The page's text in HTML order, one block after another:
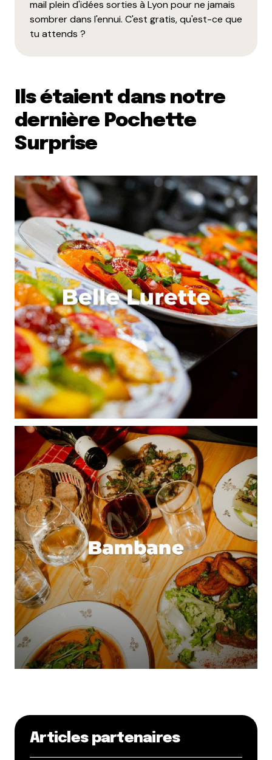
mail plein d'idées sorties à Lyon pour ne jamais
sombrer dans l'ennui. C'est gratis, qu'est-ce que
tu attends ?
Ils étaient dans notre
dernière Pochette
Surprise
Articles partenaires